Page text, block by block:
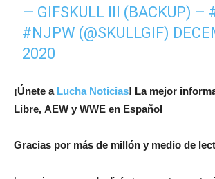
— GIFSKULL III (BACKUP) –
#NJPW (@SKULLGIF)
2020
¡Únete a Lucha Noticias! La mejor
Libre, AEW y WWE en Español
Gracias por más de millón y medio de